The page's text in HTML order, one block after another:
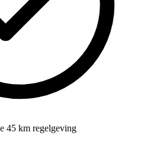
45 km regelgeving